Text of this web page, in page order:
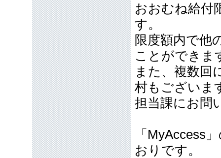
おおむね給付
す。
限度額内で他
ことができま
また、複数回
村もございま
担当課にお問
「MyAccess
おりです。